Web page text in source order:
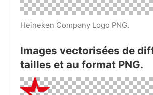
Heineken Company Logo PNG.
Images vectorisées de
tailles et au format PNG.